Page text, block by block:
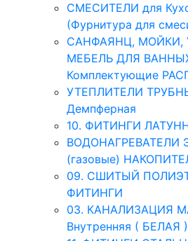
СМЕСИТЕЛИ для
(Фурнитура для
САНФАЯНЦ, МОЙКИ,
МЕБЕЛЬ ДЛЯ
Комплектующие
УТЕПЛИТЕЛИ
Демпферная
10. ФИТИНГИ
ВОДОНАГРЕВАТЕЛИ
(газовые)
09. СШИТЫЙ
ФИТИНГИ
03. КАНАЛИЗАЦИЯ
Внутренняя ( БЕЛАЯ )